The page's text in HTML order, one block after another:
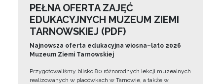
PEŁNA OFERTA ZAJĘĆ
EDUKACYJNYCH MUZEUM ZIEMI
TARNOWSKIEJ (PDF)
Najnowsza oferta edukacyjna wiosna–lato 2026
Muzeum Ziemi Tarnowskiej
Przygotowaliśmy blisko 80 różnorodnych lekcji muzealnych
realizowanych w placówkach w Tarnowie, a także w